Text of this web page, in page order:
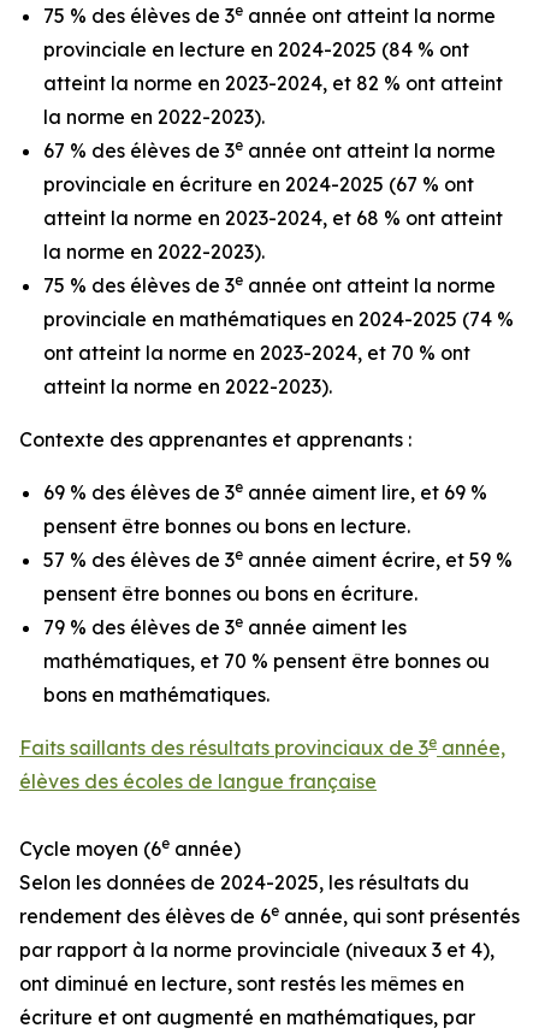
75 % des élèves de 3e année ont atteint la norme
provinciale en lecture en 2024-2025 (84 % ont
atteint la norme en 2023-2024, et 82 % ont atteint
la norme en 2022-2023).
67 % des élèves de 3e année ont atteint la norme
provinciale en écriture en 2024-2025 (67 % ont
atteint la norme en 2023-2024, et 68 % ont atteint
la norme en 2022-2023).
75 % des élèves de 3e année ont atteint la norme
provinciale en mathématiques en 2024-2025 (74 %
ont atteint la norme en 2023-2024, et 70 % ont
atteint la norme en 2022-2023).
Contexte des apprenantes et apprenants :
69 % des élèves de 3e année aiment lire, et 69 %
pensent être bonnes ou bons en lecture.
57 % des élèves de 3e année aiment écrire, et 59 %
pensent être bonnes ou bons en écriture.
79 % des élèves de 3e année aiment les
mathématiques, et 70 % pensent être bonnes ou
bons en mathématiques.
Faits saillants des résultats provinciaux de 3e année,
élèves des écoles de langue française
Cycle moyen (6e année)
Selon les données de 2024-2025, les résultats du
rendement des élèves de 6e année, qui sont présentés
par rapport à la norme provinciale (niveaux 3 et 4),
ont diminué en lecture, sont restés les mêmes en
écriture et ont augmenté en mathématiques, par